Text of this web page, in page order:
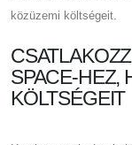
közüzemi költségeit.
SPACE-HEZ,
KÖLTSÉGEIT